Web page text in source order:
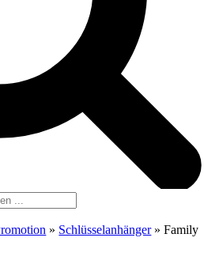
» Schlüsselanhänger»Family